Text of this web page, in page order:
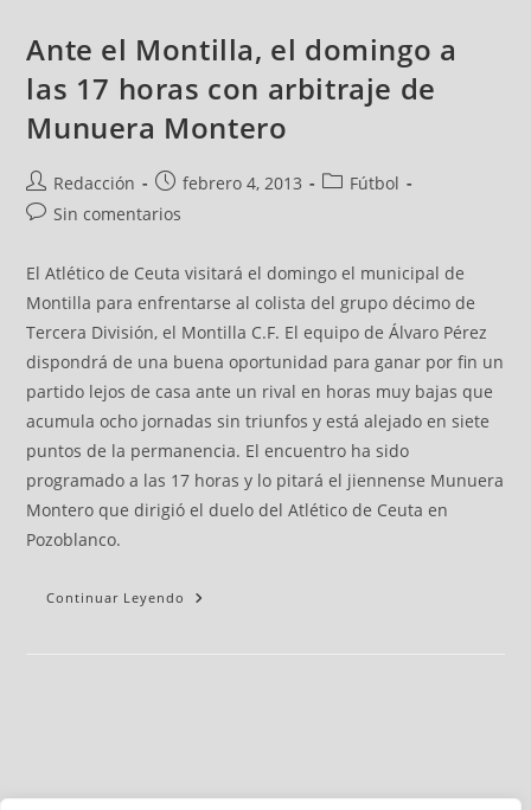
Ante el Montilla, el domingo a
las 17 horas con arbitraje de
Munuera Montero
Redacción febrero 4, 2013
Fútbol
Sin comentarios
El Atlético de Ceuta visitará el domingo el municipal de
Montilla para enfrentarse al colista del grupo décimo de
Tercera División, el Montilla C.F. El equipo de Álvaro Pérez
dispondrá de una buena oportunidad para ganar por fin un
partido lejos de casa ante un rival en horas muy bajas que
acumula ocho jornadas sin triunfos y está alejado en siete
puntos de la permanencia. El encuentro ha sido
programado a las 17 horas y lo pitará el jiennense Munuera
Montero que dirigió el duelo del Atlético de Ceuta en
Pozoblanco.
Continuar Leyendo